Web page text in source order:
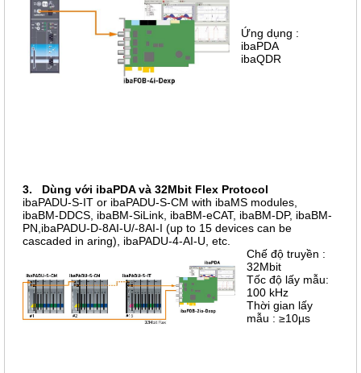
Ứng dụng :
ibaPDA
ibaQDR
3. Dùng với ibaPDA và 32Mbit Flex Protocol
ibaPADU-S-IT or ibaPADU-S-CM with ibaMS modules,
ibaBM-DDCS, ibaBM-SiLink, ibaBM-eCAT, ibaBM-DP, ibaBM-
PN,ibaPADU-D-8AI-U/-8AI-I (up to 15 devices can be
cascaded in aring), ibaPADU-4-AI-U, etc.
Chế độ truyền :
32Mbit
Tốc độ lấy mẫu:
100 kHz
Thời gian lấy
mẫu : ≥10µs